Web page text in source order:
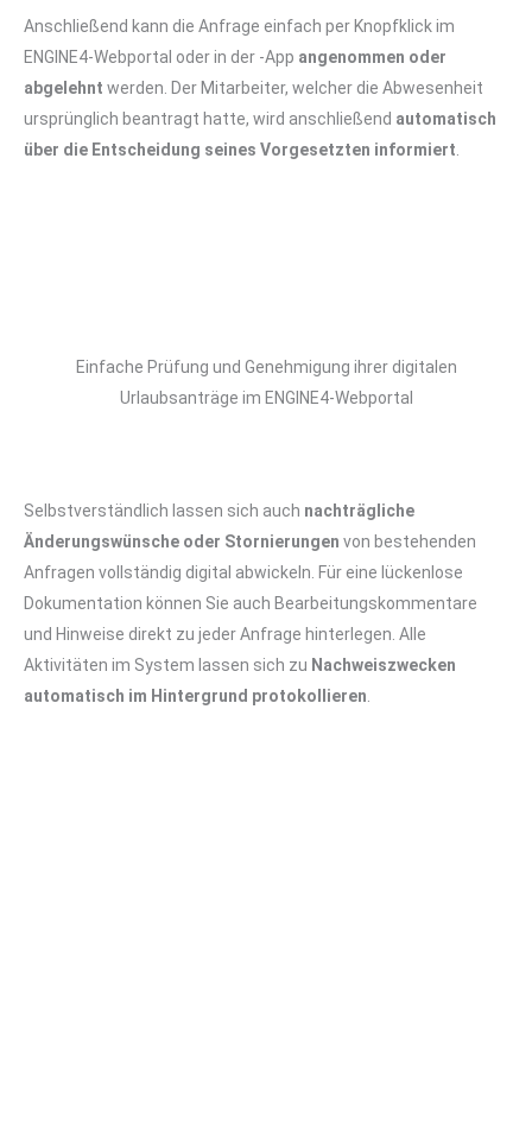
Anschließend kann die Anfrage einfach per Knopfklick im
ENGINE4-Webportal oder in der -App angenommen oder
abgelehnt werden. Der Mitarbeiter, welcher die Abwesenheit
ursprünglich beantragt hatte, wird anschließend automatisch
über die Entscheidung seines Vorgesetzten informiert.
Einfache Prüfung und Genehmigung ihrer digitalen
Urlaubsanträge im ENGINE4-Webportal
Selbstverständlich lassen sich auch nachträgliche
Änderungswünsche oder Stornierungen von bestehenden
Anfragen vollständig digital abwickeln. Für eine lückenlose
Dokumentation können Sie auch Bearbeitungskommentare
und Hinweise direkt zu jeder Anfrage hinterlegen. Alle
Aktivitäten im System lassen sich zu Nachweiszwecken
automatisch im Hintergrund protokollieren